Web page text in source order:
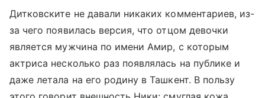
Дитковските не давали никаких комментариев, из-
за чего появилась версия, что отцом девочки
является мужчина по имени Амир, с которым
актриса несколько раз появлялась на публике и
даже летала на его родину в Ташкент. В пользу